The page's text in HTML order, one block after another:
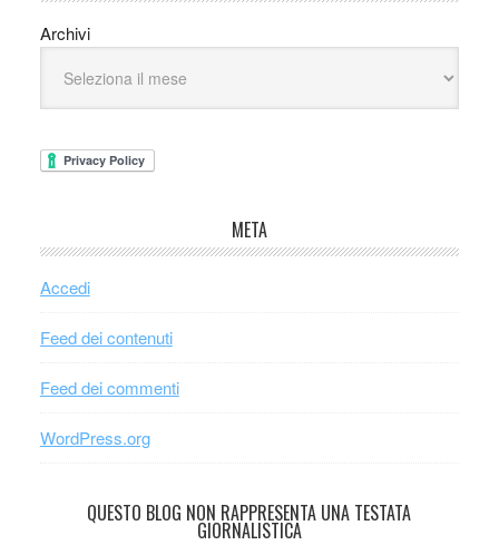
Archivi
META
Accedi
Feed dei contenuti
Feed dei commenti
WordPress.org
QUESTO BLOG NON RAPPRESENTA UNA TESTATA
GIORNALISTICA